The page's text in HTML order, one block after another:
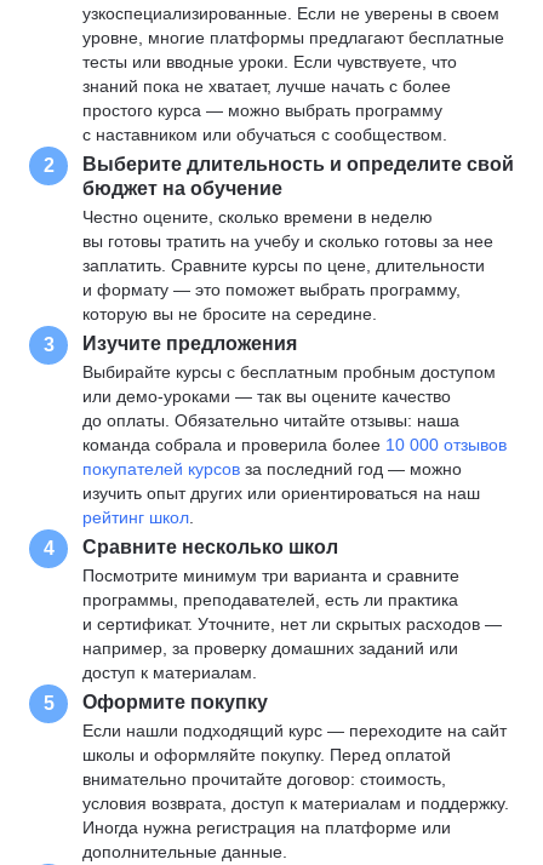
узкоспециализированные. Если не уверены в своем
уровне, многие платформы предлагают бесплатные
тесты или вводные уроки. Если чувствуете, что
знаний пока не хватает, лучше начать с более
простого курса — можно выбрать программу
с наставником или обучаться с сообществом.
2
Выберите длительность и определите свой
бюджет на обучение
Честно оцените, сколько времени в неделю
вы готовы тратить на учебу и сколько готовы за нее
заплатить. Сравните курсы по цене, длительности
и формату — это поможет выбрать программу,
которую вы не бросите на середине.
3 Изучите предложения
Выбирайте курсы с бесплатным пробным доступом
или демо-уроками — так вы оцените качество
до оплаты. Обязательно читайте отзывы: наша
команда собрала и проверила более 10 000 отзывов
покупателей курсов за последний год — можно
изучить опыт других или ориентироваться на наш
рейтинг школ
4 Сравните несколько школ
Посмотрите минимум три варианта и сравните
программы, преподавателей, есть ли практика
и сертификат. Уточните, нет ли скрытых расходов —
например, за проверку домашних заданий или
доступ к материалам.
5 Оформите покупку
Если нашли подходящий курс — переходите на сайт
школы и оформляйте покупку. Перед оплатой
внимательно прочитайте договор: стоимость,
условия возврата, доступ к материалам и поддержку.
Иногда нужна регистрация на платформе или
дополнительные данные.